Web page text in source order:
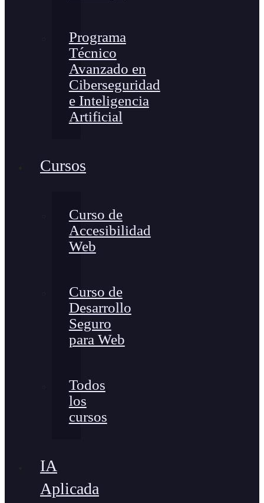
Programa
Técnico
Avanzado en
Ciberseguridad
e Inteligencia
Artificial
Cursos
Curso de
Accesibilidad
Web
Curso de
Desarrollo
Seguro
para Web
Todos
los
cursos
IA
Aplicada